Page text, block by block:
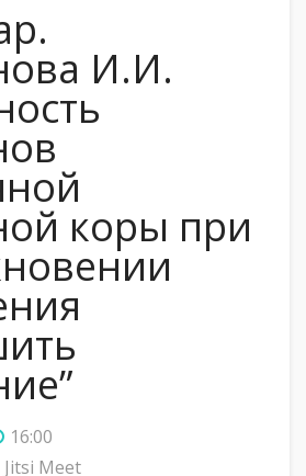
И.И.
коры при
16:00
Meet